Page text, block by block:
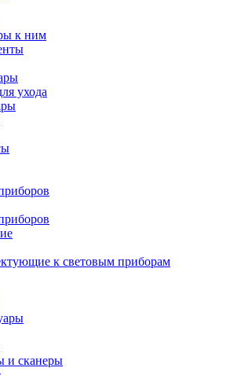
к ним
ухода
к световым приборам
и сканеры